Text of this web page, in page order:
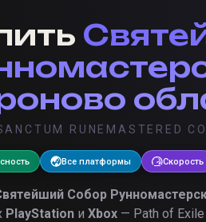
RUNEMASTERED
Все платформы Скорость
Собор
PlayStationи Xbox— Path of Exile